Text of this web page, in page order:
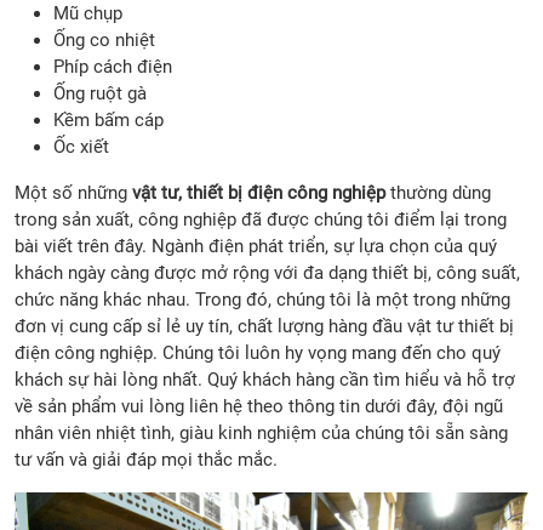
Mũ chụp
Ống co nhiệt
Phíp cách điện
Ống ruột gà
Kềm bấm cáp
Ốc xiết
Một số những vật tư, thiết bị điện công nghiệpthường dùng
trong sản xuất, công nghiệp đã được chúng tôi điểm lại trong
bài viết trên đây. Ngành điện phát triển, sự lựa chọn của quý
khách ngày càng được mở rộng với đa dạng thiết bị, công suất,
chức năng khác nhau. Trong đó, chúng tôi là một trong những
đơn vị cung cấp sỉ lẻ uy tín, chất lượng hàng đầu vật tư thiết bị
điện công nghiệp. Chúng tôi luôn hy vọng mang đến cho quý
khách sự hài lòng nhất. Quý khách hàng cần tìm hiểu và hỗ trợ
về sản phẩm vui lòng liên hệ theo thông tin dưới đây, đội ngũ
nhân viên nhiệt tình, giàu kinh nghiệm của chúng tôi sẵn sàng
tư vấn và giải đáp mọi thắc mắc.